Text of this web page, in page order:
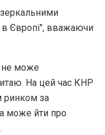
в Європі", вважаючи
не може
На цей час КНР
ринком за
може йти про